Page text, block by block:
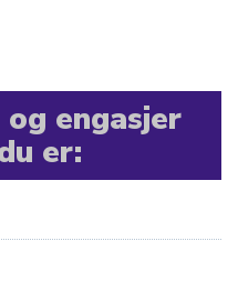
engasjer
er: